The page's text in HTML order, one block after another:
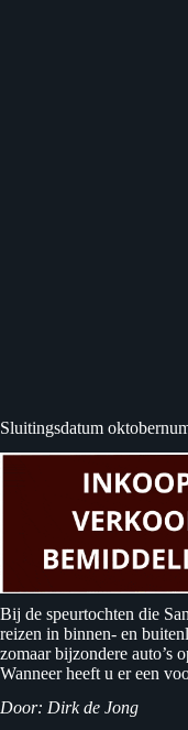
Sluitingsdatum
Bij de speurtochten die
reizen in binnen- en
zomaar bijzondere auto’s
Wanneer heeft u er een
Door: Dirk de Jong